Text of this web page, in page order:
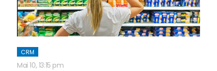
CRM
Mai 10, 13:15 pm